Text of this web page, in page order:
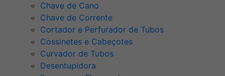
Chave de Cano
Chave de Corrente
Cortador e Perfurador de Tubos
Cossinetes e Cabeçotes
Curvador de Tubos
Desentupidora